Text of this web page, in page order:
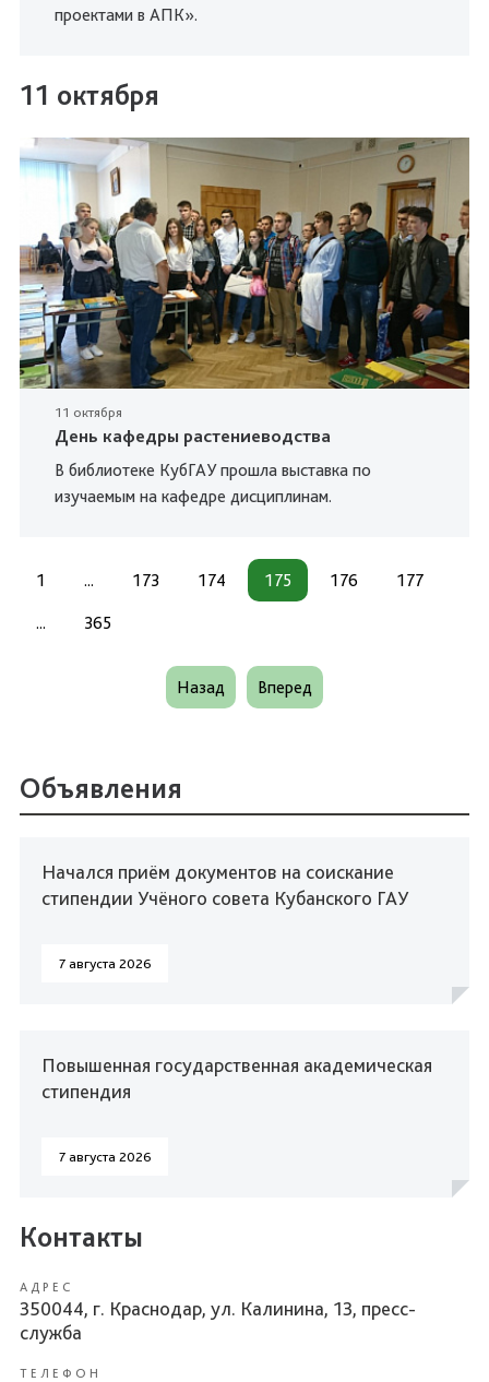
проектами в АПК».
11 октября
11 октября
День кафедры растениеводства
В библиотеке КубГАУ прошла выставка по
изучаемым на кафедре дисциплинам.
1 ... 173 174 175 176 177
... 365
Назад Вперед
Объявления
Начался приём документов на соискание
стипендии Учёного совета Кубанского ГАУ
7 августа 2026
Повышенная государственная академическая
стипендия
7 августа 2026
Контакты
АДРЕС
350044, г. Краснодар, ул. Калинина, 13, пресс-
служба
ТЕЛЕФОН